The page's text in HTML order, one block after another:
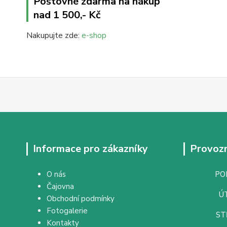
nad 1 500,- Kč
Nakupujte zde: e-shop
Informace pro zákazníky
O nás
Čajovna
Obchodní podmínky
Fotogalerie
Kontakty